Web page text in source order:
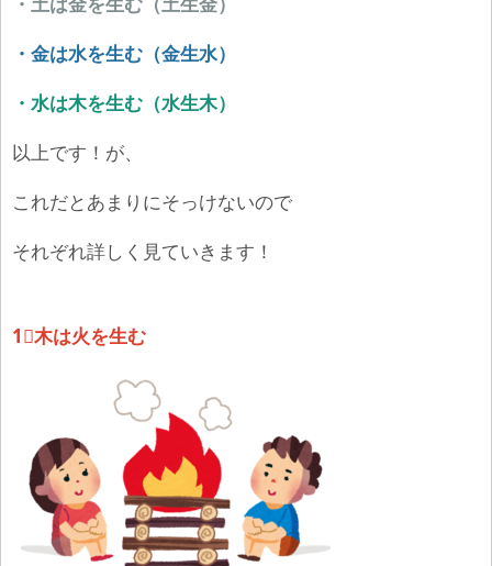
・土は金を生む（土生金）
・金は水を生む（金生水）
・水は木を生む（水生木）
以上です！が、
これだとあまりにそっけないので
それぞれ詳しく見ていきます！
1⃣木は火を生む